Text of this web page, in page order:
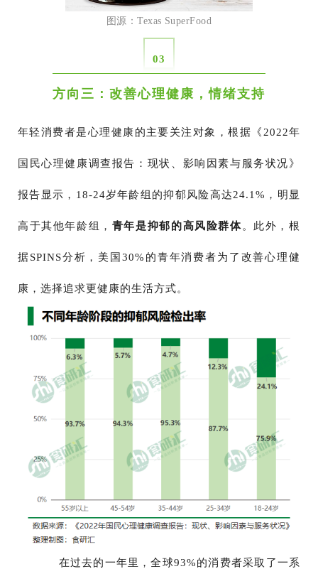
图源：Texas SuperFood
03
方向三：改善心理健康，情绪支持
年轻消费者是心理健康的主要关注对象，根据《2022年
国民心理健康调查报告：现状、影响因素与服务状况》
报告显示，18-24岁年龄组的抑郁风险高达24.1%，明显
高于其他年龄组， 青年是抑郁的高风险群体。此外，根
据SPINS分析，美国30%的青年消费者为了改善心理健
康，选择追求更健康的生活方式。
在过去的一年里，全球93%的消费者采取了一系